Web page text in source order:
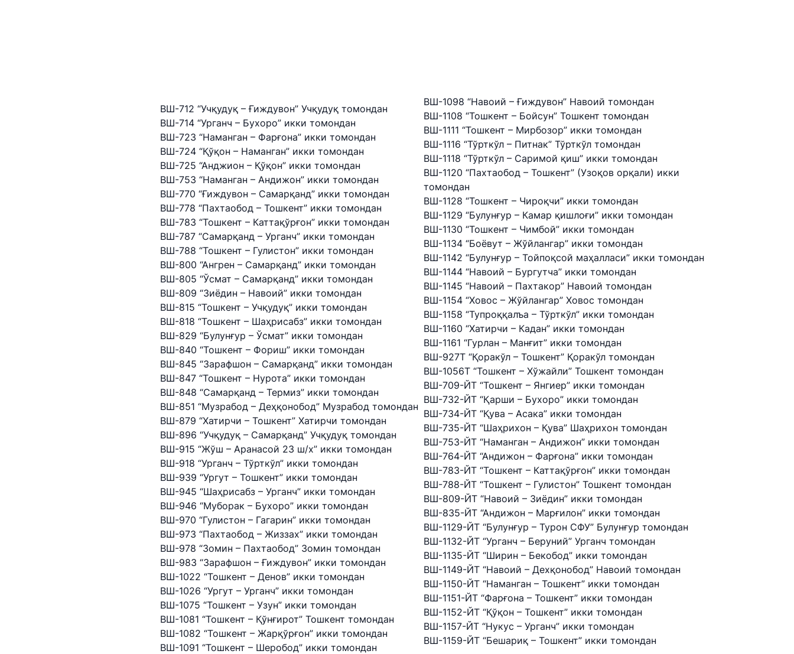
"Uzbekistan Airways" AJ
Ishonch telefon raqami
+998 (78) 140-02-00
"O'zbekiston temir yo'llari" AJ
Ishonch telefon raqami
+998 (71) 237-99-98
"Uzbekistan Airports" AJ
Ishonch telefon raqami
+998 (55) 501-47-09
"Toshshahartransxizmat" AJ
Ishonch telefon raqami
1062
"O'zavtovokzal servis" MCHJ
Ishonch telefon raqami
+998 (71) 207-87-00
+998 (71) 207-87-02
Avtomobil yo'llari qo'mitasi
Ishonch telefon raqami
+998 (71) 200-02-04
+998 (71) 207-67-68
034
ВШ-712 “Учқудуқ – Ғиждувон” Учқудуқ томондан
ВШ-714 “Урганч – Бухоро” икки томондан
ВШ-723 “Наманган – Фарғона” икки томондан
ВШ-724 “Қўқон – Наманган” икки томондан
ВШ-725 “Анджион – Қўқон” икки томондан
ВШ-753 “Наманган – Андижон” икки томондан
ВШ-770 “Ғиждувон – Самарқанд” икки томондан
ВШ-778 “Пахтаобод – Тошкент” икки томондан
ВШ-783 “Тошкент – Каттақўрғон” икки томондан
ВШ-787 “Самарқанд – Урганч” икки томондан
ВШ-788 “Тошкент – Гулистон” икки томондан
ВШ-800 “Ангрен – Самарқанд” икки томондан
ВШ-805 “Ўсмат – Самарқанд” икки томондан
ВШ-809 “Зиёдин – Навоий” икки томондан
ВШ-815 “Тошкент – Учқудуқ” икки томондан
ВШ-818 “Тошкент – Шаҳрисабз” икки томондан
ВШ-829 “Булунғур – Ўсмат” икки томондан
ВШ-840 “Тошкент – Фориш” икки томондан
ВШ-845 “Зарафшон – Самарқанд” икки томондан
ВШ-847 “Тошкент – Нурота” икки томондан
ВШ-848 “Самарқанд – Термиз” икки томондан
ВШ-851 “Музрабод – Деҳқонобод” Музрабод томондан
ВШ-879 “Хатирчи – Тошкент” Хатирчи томондан
ВШ-896 “Учқудуқ – Самарқанд” Учқудуқ томондан
ВШ-915 “Жўш – Аранасой 23 ш/х” икки томондан
ВШ-918 “Урганч – Тўрткўл” икки томондан
ВШ-939 “Ургут – Тошкент” икки томондан
ВШ-945 “Шаҳрисабз – Урганч” икки томондан
ВШ-946 “Муборак – Бухоро” икки томондан
ВШ-970 “Гулистон – Гагарин” икки томондан
ВШ-973 “Пахтаобод – Жиззах” икки томондан
ВШ-978 “Зомин – Пахтаобод” Зомин томондан
ВШ-983 “Зарафшон – Ғиждувон” икки томондан
ВШ-1022 “Тошкент – Денов” икки томондан
ВШ-1026 “Ургут – Урганч” икки томондан
ВШ-1075 “Тошкент – Узун” икки томондан
ВШ-1081 “Тошкент – Қўнғирот” Тошкент томондан
ВШ-1082 “Тошкент – Жарқўрғон” икки томондан
ВШ-1091 “Тошкент – Шеробод” икки томондан
ВШ-1098 “Навоий – Ғиждувон” Навоий томондан
ВШ-1108 “Тошкент – Бойсун” Тошкент томондан
ВШ-1111 “Тошкент – Мирбозор” икки томондан
ВШ-1116 “Тўрткўл – Питнак” Тўрткўл томондан
ВШ-1118 “Тўрткўл – Саримой қиш” икки томондан
ВШ-1120 “Пахтаобод – Тошкент” (Узоқов орқали) икки
томондан
ВШ-1128 “Тошкент – Чироқчи” икки томондан
ВШ-1129 “Булунғур – Камар қишлоғи” икки томондан
ВШ-1130 “Тошкент – Чимбой” икки томондан
ВШ-1134 “Боёвут – Жўйлангар” икки томондан
ВШ-1142 “Булунғур – Тойпоқсой маҳалласи” икки томондан
ВШ-1144 “Навоий – Бургутча” икки томондан
ВШ-1145 “Навоий – Пахтакор” Навоий томондан
ВШ-1154 “Ховос – Жўйлангар” Ховос томондан
ВШ-1158 “Тупроққалъа – Тўрткўл” икки томондан
ВШ-1160 “Хатирчи – Кадан” икки томондан
ВШ-1161 “Гурлан – Манғит” икки томондан
ВШ-927Т “Қоракўл – Тошкент” Қоракўл томондан
ВШ-1056Т “Тошкент – Хўжайли” Тошкент томондан
ВШ-709-ЙТ “Тошкент – Янгиер” икки томондан
ВШ-732-ЙТ “Қарши – Бухоро” икки томондан
ВШ-734-ЙТ “Қува – Асака” икки томондан
ВШ-735-ЙТ “Шаҳрихон – Қува” Шаҳрихон томондан
ВШ-753-ЙТ “Наманган – Андижон” икки томондан
ВШ-764-ЙТ “Андижон – Фарғона” икки томондан
ВШ-783-ЙТ “Тошкент – Каттақўрғон” икки томондан
ВШ-788-ЙТ “Тошкент – Гулистон” Тошкент томондан
ВШ-809-ЙТ “Навоий – Зиёдин” икки томондан
ВШ-835-ЙТ “Андижон – Марғилон” икки томондан
ВШ-1129-ЙТ “Булунғур – Турон СФУ” Булунғур томондан
ВШ-1132-ЙТ “Урганч – Беруний” Урганч томондан
ВШ-1135-ЙТ “Ширин – Бекобод” икки томондан
ВШ-1149-ЙТ “Навоий – Дехқонобод” Навоий томондан
ВШ-1150-ЙТ “Наманган – Тошкент” икки томондан
ВШ-1151-ЙТ “Фарғона – Тошкент” икки томондан
ВШ-1152-ЙТ “Қўқон – Тошкент” икки томондан
ВШ-1157-ЙТ “Нукус – Урганч” икки томондан
ВШ-1159-ЙТ “Бешариқ – Тошкент” икки томондан